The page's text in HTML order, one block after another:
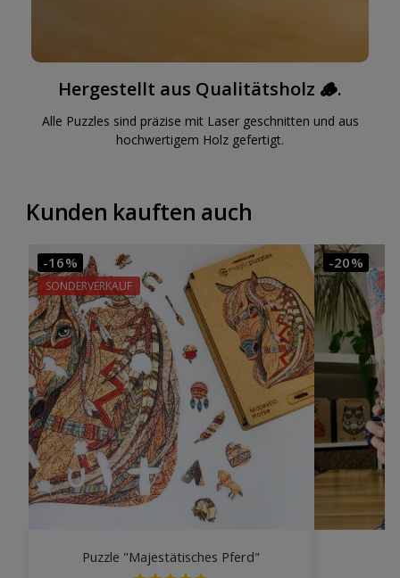
Hergestellt aus Qualitätsholz 🪵.
Alle Puzzles sind präzise mit Laser geschnitten und aus
hochwertigem Holz gefertigt.
Kunden kauften auch
-16%
SONDERVERKAUF
Puzzle "Majestätisches Pferd"
-20%